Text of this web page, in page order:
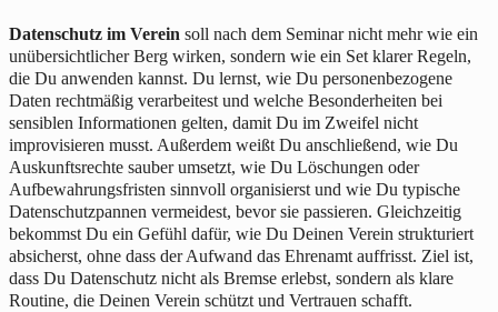
Datenschutz im Verein soll nach dem Seminar nicht mehr wie ein
unübersichtlicher Berg wirken, sondern wie ein Set klarer Regeln,
die Du anwenden kannst. Du lernst, wie Du personenbezogene
Daten rechtmäßig verarbeitest und welche Besonderheiten bei
sensiblen Informationen gelten, damit Du im Zweifel nicht
improvisieren musst. Außerdem weißt Du anschließend, wie Du
Auskunftsrechte sauber umsetzt, wie Du Löschungen oder
Aufbewahrungsfristen sinnvoll organisierst und wie Du typische
Datenschutzpannen vermeidest, bevor sie passieren. Gleichzeitig
bekommst Du ein Gefühl dafür, wie Du Deinen Verein strukturiert
absicherst, ohne dass der Aufwand das Ehrenamt auffrisst. Ziel ist,
dass Du Datenschutz nicht als Bremse erlebst, sondern als klare
Routine, die Deinen Verein schützt und Vertrauen schafft.